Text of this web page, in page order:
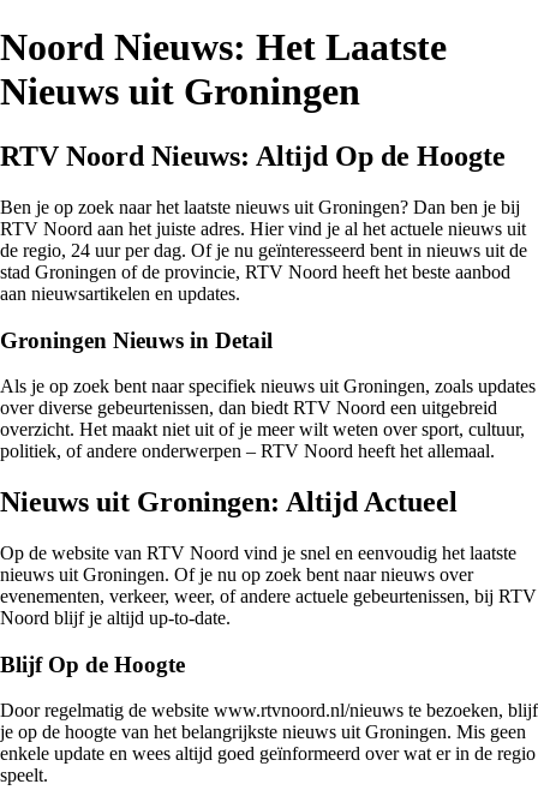
Noord Nieuws: Het Laatste
Nieuws uit Groningen
RTV Noord Nieuws: Altijd Op de Hoogte
Ben je op zoek naar het laatste nieuws uit Groningen? Dan ben je bij
RTV Noord aan het juiste adres. Hier vind je al het actuele nieuws uit
de regio, 24 uur per dag. Of je nu geïnteresseerd bent in nieuws uit de
stad Groningen of de provincie, RTV Noord heeft het beste aanbod
aan nieuwsartikelen en updates.
Groningen Nieuws in Detail
Als je op zoek bent naar specifiek nieuws uit Groningen, zoals updates
over diverse gebeurtenissen, dan biedt RTV Noord een uitgebreid
overzicht. Het maakt niet uit of je meer wilt weten over sport, cultuur,
politiek, of andere onderwerpen – RTV Noord heeft het allemaal.
Nieuws uit Groningen: Altijd Actueel
Op de website van RTV Noord vind je snel en eenvoudig het laatste
nieuws uit Groningen. Of je nu op zoek bent naar nieuws over
evenementen, verkeer, weer, of andere actuele gebeurtenissen, bij RTV
Noord blijf je altijd up-to-date.
Blijf Op de Hoogte
Door regelmatig de website www.rtvnoord.nl/nieuws te bezoeken, blijf
je op de hoogte van het belangrijkste nieuws uit Groningen. Mis geen
enkele update en wees altijd goed geïnformeerd over wat er in de regio
speelt.